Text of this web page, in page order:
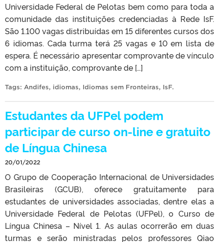
Universidade Federal de Pelotas bem como para toda a
comunidade das instituições credenciadas à Rede IsF.
São 1.100 vagas distribuídas em 15 diferentes cursos dos
6 idiomas. Cada turma terá 25 vagas e 10 em lista de
espera. É necessário apresentar comprovante de vínculo
com a instituição, comprovante de […]
Tags: Andifes, idiomas, Idiomas sem Fronteiras, IsF.
Estudantes da UFPel podem
participar de curso on-line e gratuito
de Língua Chinesa
20/01/2022
O Grupo de Cooperação Internacional de Universidades
Brasileiras (GCUB), oferece gratuitamente para
estudantes de universidades associadas, dentre elas a
Universidade Federal de Pelotas (UFPel), o Curso de
Língua Chinesa – Nível 1. As aulas ocorrerão em duas
turmas e serão ministradas pelos professores Qiao